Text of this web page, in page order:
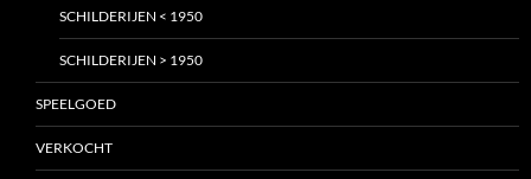
SCHILDERIJEN < 1950
SCHILDERIJEN > 1950
SPEELGOED
VERKOCHT